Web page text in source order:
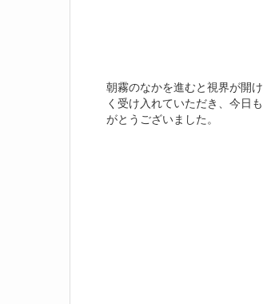
朝霧のなかを進むと視界が開
く受け入れていただき、今日
がとうございました。